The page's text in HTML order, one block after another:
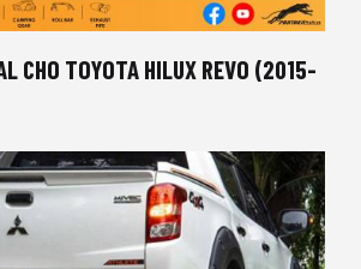
CHO TOYOTA HILUX REVO (2015-